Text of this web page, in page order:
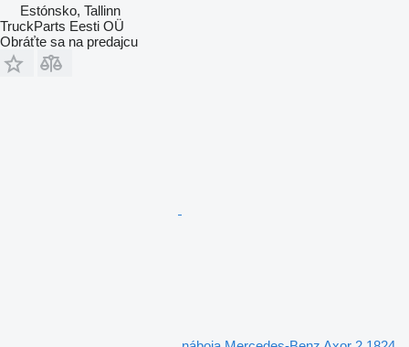
Estónsko, Tallinn
TruckParts Eesti OÜ
Obráťte sa na predajcu